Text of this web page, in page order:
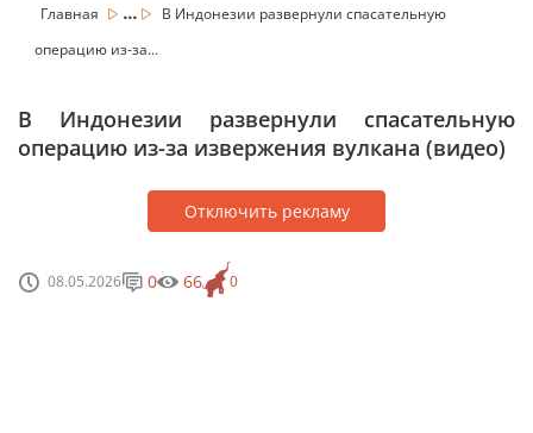
Главная ...
В Индонезии развернули спасательную
операцию из-за...
В Индонезии развернули спасательную
операцию из-за извержения вулкана (видео)
Отключить рекламу
08.05.2026 0
0 66